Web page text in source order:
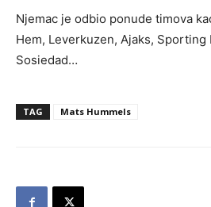
Njemac je odbio ponude timova
Hem, Leverkuzen, Ajaks, Sporting
Sosiedad…
TAG Mats Hummels